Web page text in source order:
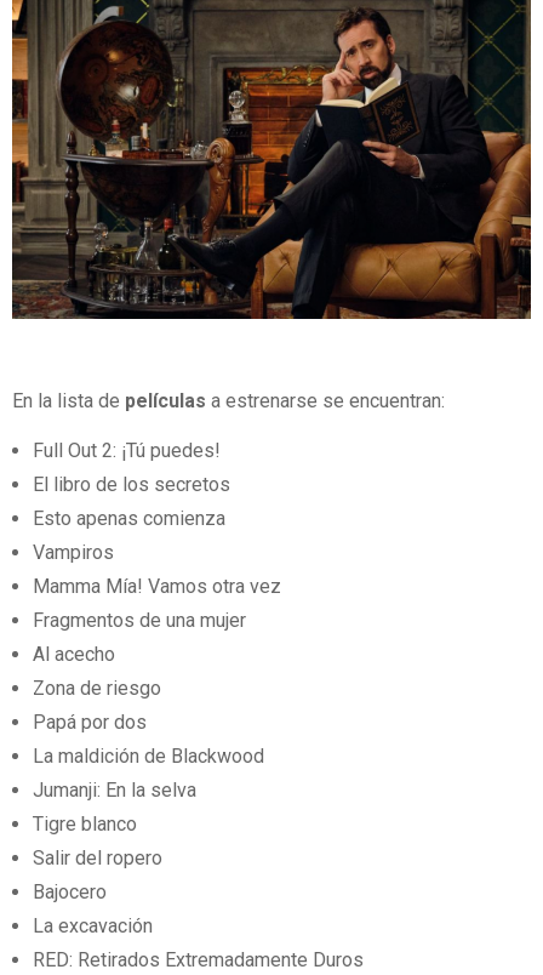
En la lista de películas a estrenarse se encuentran:
Full Out 2: ¡Tú puedes!
El libro de los secretos
Esto apenas comienza
Vampiros
Mamma Mía! Vamos otra vez
Fragmentos de una mujer
Al acecho
Zona de riesgo
Papá por dos
La maldición de Blackwood
Jumanji: En la selva
Tigre blanco
Salir del ropero
Bajocero
La excavación
RED: Retirados Extremadamente Duros